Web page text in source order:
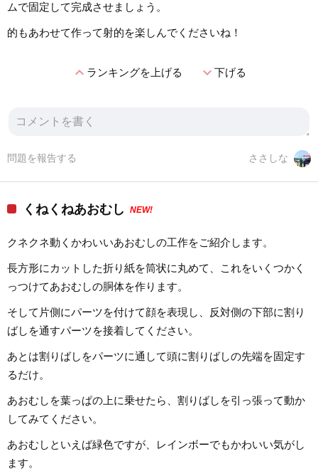
ムで固定して完成させましょう。
的もあわせて作って射的を楽しんでくださいね！
expand_lessランキングを上げる expand_more下げる
ささしな
問題を報告する
くねくねあおむし NEW!
クネクネ動くかわいいあおむしの工作をご紹介します。
長方形にカットした折り紙を筒状に丸めて、これをいくつかく
っつけてあおむしの胴体を作ります。
そして片側にパーツを付けて顔を表現し、反対側の下部に割り
ばしを通すパーツを接着してください。
あとは割りばしをパーツに通して頭に割りばしの先端を固定す
るだけ。
あおむしを葉っぱの上に乗せたら、割りばしを引っ張って動か
してみてください。
あおむしといえば緑色ですが、レインボーでもかわいい気がし
ます。